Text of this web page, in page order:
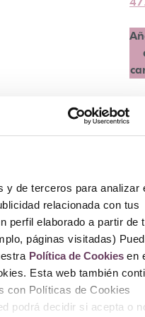
y de terceros para analizar
relacionada con tus
perfil elaborado a partir de
páginas visitadas)
Política de Cookiesen
Esta web también
con Políticas de Cookies
podrá decidir si acepta o